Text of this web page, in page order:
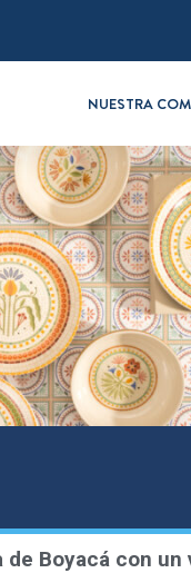
NUESTRA
de Boyacá con